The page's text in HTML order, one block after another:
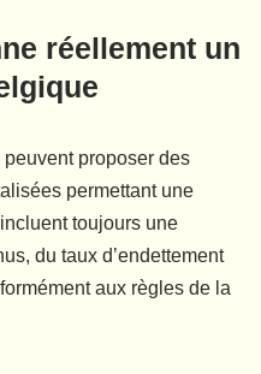
réellement un
proposer des
permettant une
toujours une
du taux d’endettement
aux règles de la